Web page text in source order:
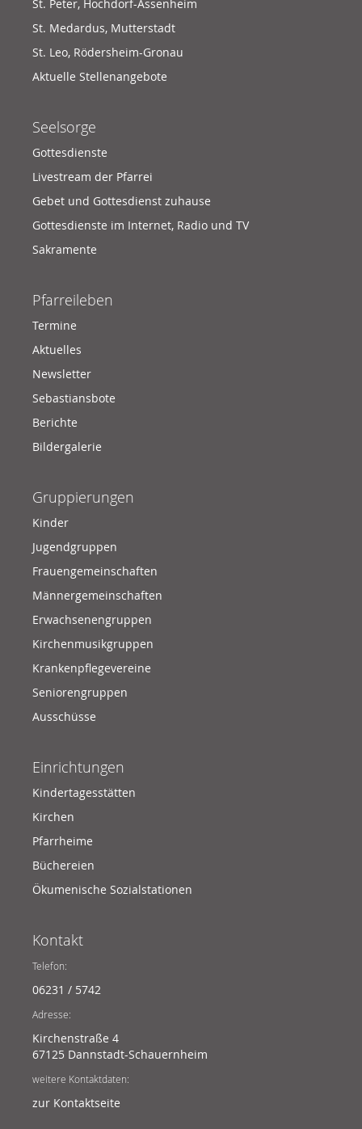
St. Peter, Hochdorf-Assenheim
St. Medardus, Mutterstadt
St. Leo, Rödersheim-Gronau
Aktuelle Stellenangebote
Seelsorge
Gottesdienste
Livestream der Pfarrei
Gebet und Gottesdienst zuhause
Gottesdienste im Internet, Radio und TV
Sakramente
Pfarreileben
Termine
Aktuelles
Newsletter
Sebastiansbote
Berichte
Bildergalerie
Gruppierungen
Kinder
Jugendgruppen
Frauengemeinschaften
Männergemeinschaften
Erwachsenengruppen
Kirchenmusikgruppen
Krankenpflegevereine
Seniorengruppen
Ausschüsse
Einrichtungen
Kindertagesstätten
Kirchen
Pfarrheime
Büchereien
Ökumenische Sozialstationen
Kontakt
Telefon:
06231 / 5742
Adresse:
Kirchenstraße 4
67125 Dannstadt-Schauernheim
weitere Kontaktdaten:
zur Kontaktseite